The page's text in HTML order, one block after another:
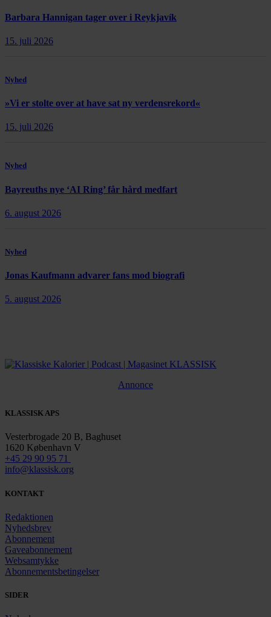
Barbara Hannigan tager over i Reykjavík
15. juli 2026
Nyhed
»Vi er stolte over at have sat ny verdensrekord«
15. juli 2026
Nyhed
Bayreuths nye ‘AI Ring’ får hård medfart
6. august 2026
Nyhed
Jonas Kaufmann advarer fans mod biografi
5. august 2026
Annonce
KLASSISK APS
Vesterbrogade 20 B, Baghuset
1620 København V
+45 29 90 95 71
info@klassisk.org
KONTAKT
Redaktionen
Nyhedsbrev
Abonnement
Gaveabonnement
Websamtykke
Abonnementsbetingelser
SIDER